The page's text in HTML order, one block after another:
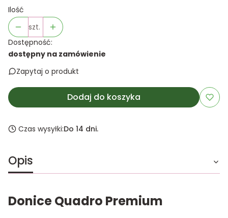
Ilość
szt.
Dostępność:
dostępny na zamówienie
Zapytaj o produkt
Dodaj do koszyka
Czas wysyłki:Do 14 dni.
Opis
Donice Quadro Premium